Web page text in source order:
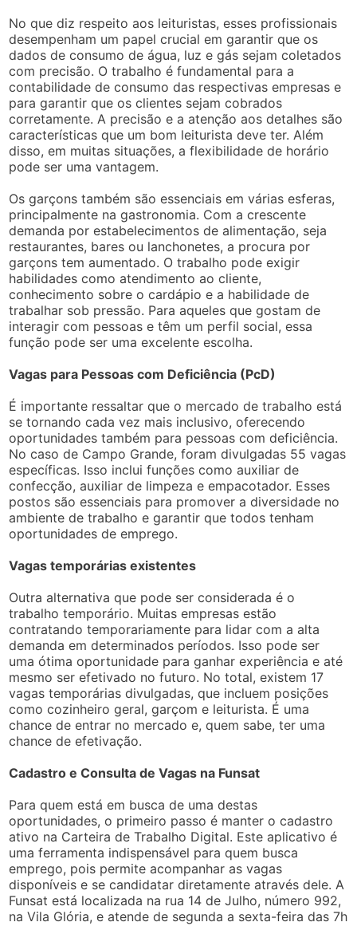
No que diz respeito aos leituristas, esses profissionais
desempenham um papel crucial em garantir que os
dados de consumo de água, luz e gás sejam coletados
com precisão. O trabalho é fundamental para a
contabilidade de consumo das respectivas empresas e
para garantir que os clientes sejam cobrados
corretamente. A precisão e a atenção aos detalhes são
características que um bom leiturista deve ter. Além
disso, em muitas situações, a flexibilidade de horário
pode ser uma vantagem.
Os garçons também são essenciais em várias esferas,
principalmente na gastronomia. Com a crescente
demanda por estabelecimentos de alimentação, seja
restaurantes, bares ou lanchonetes, a procura por
garçons tem aumentado. O trabalho pode exigir
habilidades como atendimento ao cliente,
conhecimento sobre o cardápio e a habilidade de
trabalhar sob pressão. Para aqueles que gostam de
interagir com pessoas e têm um perfil social, essa
função pode ser uma excelente escolha.
Vagas para Pessoas com Deficiência (PcD)
É importante ressaltar que o mercado de trabalho está
se tornando cada vez mais inclusivo, oferecendo
oportunidades também para pessoas com deficiência.
No caso de Campo Grande, foram divulgadas 55 vagas
específicas. Isso inclui funções como auxiliar de
confecção, auxiliar de limpeza e empacotador. Esses
postos são essenciais para promover a diversidade no
ambiente de trabalho e garantir que todos tenham
oportunidades de emprego.
Vagas temporárias existentes
Outra alternativa que pode ser considerada é o
trabalho temporário. Muitas empresas estão
contratando temporariamente para lidar com a alta
demanda em determinados períodos. Isso pode ser
uma ótima oportunidade para ganhar experiência e até
mesmo ser efetivado no futuro. No total, existem 17
vagas temporárias divulgadas, que incluem posições
como cozinheiro geral, garçom e leiturista. É uma
chance de entrar no mercado e, quem sabe, ter uma
chance de efetivação.
Cadastro e Consulta de Vagas na Funsat
Para quem está em busca de uma destas
oportunidades, o primeiro passo é manter o cadastro
ativo na Carteira de Trabalho Digital. Este aplicativo é
uma ferramenta indispensável para quem busca
emprego, pois permite acompanhar as vagas
disponíveis e se candidatar diretamente através dele. A
Funsat está localizada na rua 14 de Julho, número 992,
na Vila Glória, e atende de segunda a sexta-feira das 7h